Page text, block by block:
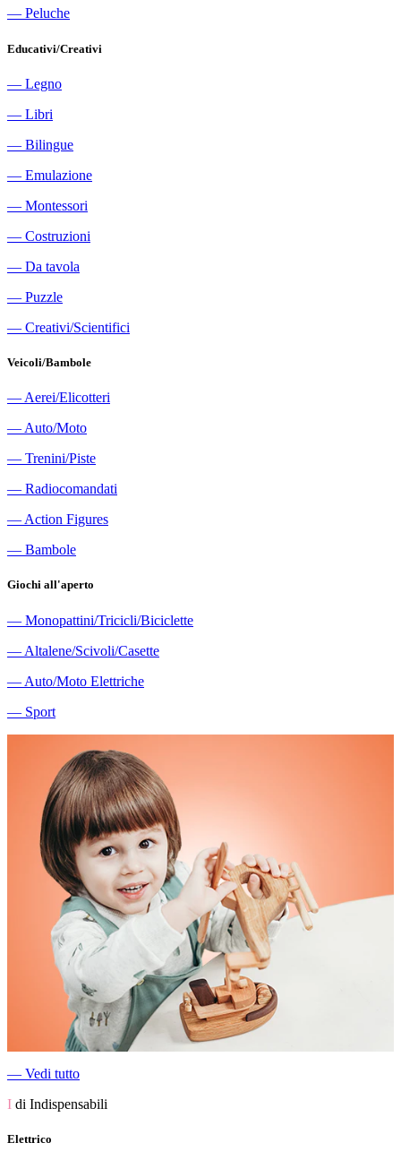
― Peluche
Educativi/Creativi
― Legno
― Libri
― Bilingue
― Emulazione
― Montessori
― Costruzioni
― Da tavola
― Puzzle
― Creativi/Scientifici
Veicoli/Bambole
― Aerei/Elicotteri
― Auto/Moto
― Trenini/Piste
― Radiocomandati
― Action Figures
― Bambole
Giochi all'aperto
― Monopattini/Tricicli/Biciclette
― Altalene/Scivoli/Casette
― Auto/Moto Elettriche
― Sport
― Vedi tutto
I di Indispensabili
Elettrico